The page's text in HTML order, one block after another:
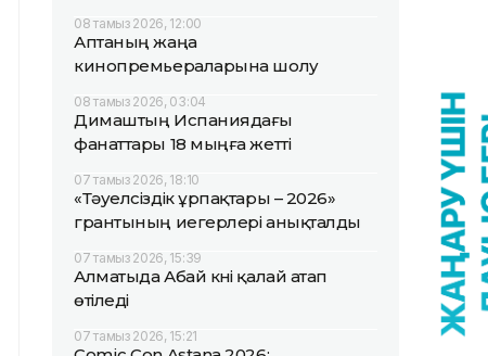
08 тамыз 2026, 12:00
Аптаның жаңа
кинопремьераларына шолу
08 тамыз 2026, 03:04
Димаштың Испаниядағы
фанаттары 18 мыңға жетті
07 тамыз 2026, 18:10
«Тәуелсіздік ұрпақтары – 2026»
грантының иегерлері анықталды
07 тамыз 2026, 15:39
Алматыда Абай күні қалай атап
өтіледі
07 тамыз 2026, 15:21